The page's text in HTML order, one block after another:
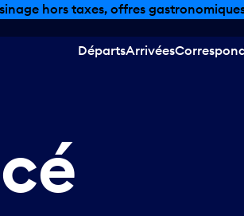
hors taxes, offres
DépartsArrivées